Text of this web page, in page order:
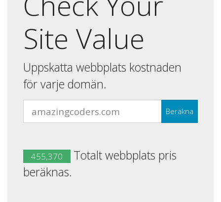
Site Value
Uppskatta webbplats kostnaden
för varje domän.
Beräkna
455,370
Totalt webbplats pris
beräknas.